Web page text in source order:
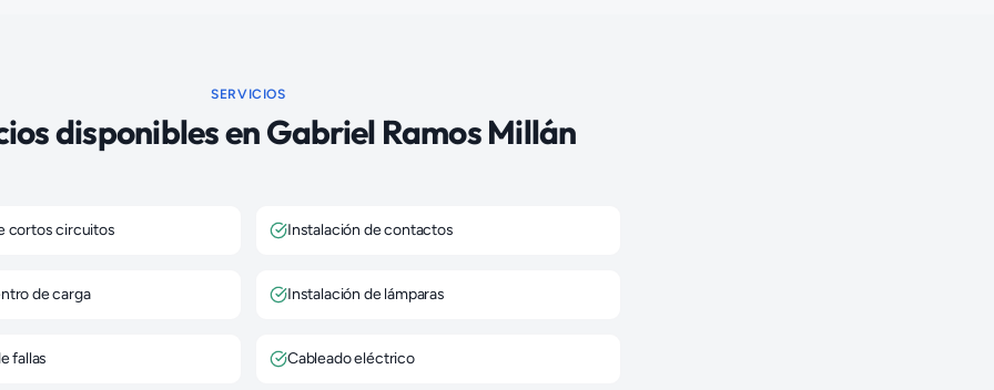
SERVICIOS
disponibles enGabriel Ramos Millán
cortos circuitos Instalación de contactos
de carga Instalación de lámparas
fallas Cableado eléctrico